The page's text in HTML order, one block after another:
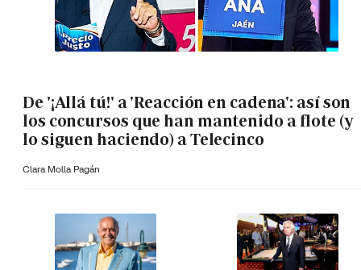
De '¡Allá tú!' a 'Reacción en cadena': así son
los concursos que han mantenido a flote (y
lo siguen haciendo) a Telecinco
Clara Molla Pagán